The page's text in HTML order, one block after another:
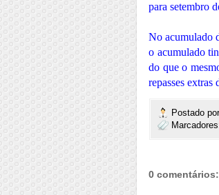
para setembro
No acumulado
o acumulado
do que o
repasses
Postado
0 comentários: